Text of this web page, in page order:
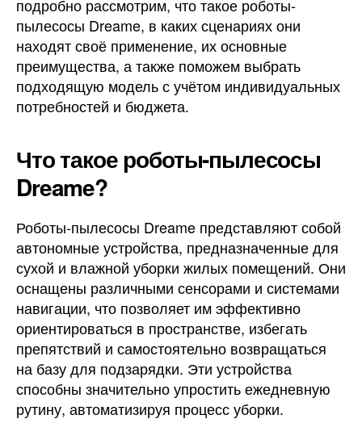
подробно рассмотрим, что такое роботы-
пылесосы Dreame, в каких сценариях они
находят своё применение, их основные
преимущества, а также поможем выбрать
подходящую модель с учётом индивидуальных
потребностей и бюджета.
Что такое роботы-пылесосы
Dreame?
Роботы-пылесосы Dreame представляют собой
автономные устройства, предназначенные для
сухой и влажной уборки жилых помещений. Они
оснащены различными сенсорами и системами
навигации, что позволяет им эффективно
ориентироваться в пространстве, избегать
препятствий и самостоятельно возвращаться
на базу для подзарядки. Эти устройства
способны значительно упростить ежедневную
рутину, автоматизируя процесс уборки.